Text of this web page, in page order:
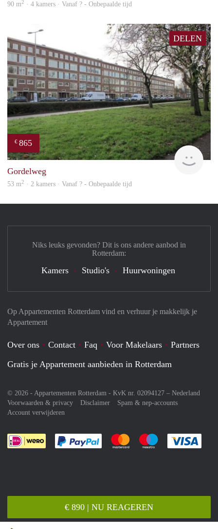
€ 890 | NU REAGEREN
90 m2 · 4 kamers · Vanaf ? - Onbepaalde tijd
DELEN
€ 865
Gordelweg
53 m2 · 2 kamers · Vanaf ? - Onbepaalde tijd
Op Appartementen Rotterdam vind en verhuur je makkelijk je
Appartement
Over ons Contact Faq Voor Makelaars
Partners
Gratis je Appartement aanbieden in Rotterdam
© 2026 - Appartementen Rotterdam - KvK nr. 02094127 – Nederland
Voorwaarden & privacy
Disclaimer
Spam & nep-accounts
Account verwijderen
Je rekent gemakkelijk af met Paypal
Je rekent gemakkelijk af met
Je rekent
Niks leuks gevonden? Dit is ons andere aanbod in
Rotterdam:
Kamers Studio's Huurwoningen